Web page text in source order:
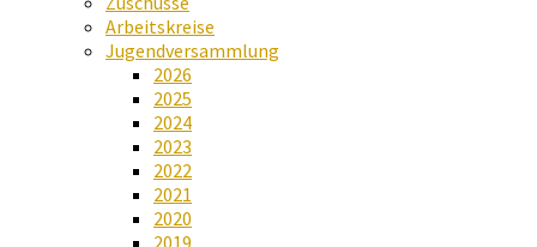
Arbeitskreise
Jugendversammlung
2026
2025
2024
2023
2022
2021
2020
2019